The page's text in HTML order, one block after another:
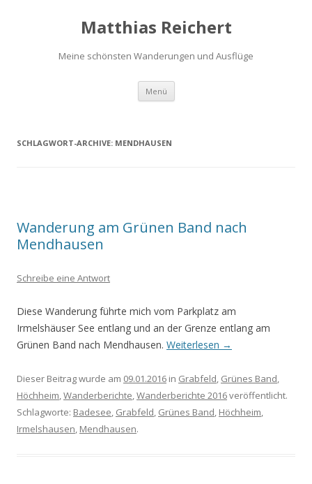
Matthias Reichert
Meine schönsten Wanderungen und Ausflüge
Menü Zum
springen
SCHLAGWORT-ARCHIVE: MENDHAUSEN
Wanderung am Grünen Band nach
Mendhausen
Schreibe eine Antwort
Diese Wanderung führte mich vom Parkplatz am
Irmelshäuser See entlang und an der Grenze entlang am
Grünen Band nach Mendhausen. Weiterlesen →
Dieser Beitrag wurde am 09.01.2016 in Grabfeld, Grünes Band,
Höchheim,Wanderberichte,Wanderberichte 2016veröffentlicht.
Schlagworte: Badesee, Grabfeld, Grünes Band, Höchheim,
Irmelshausen, Mendhausen.